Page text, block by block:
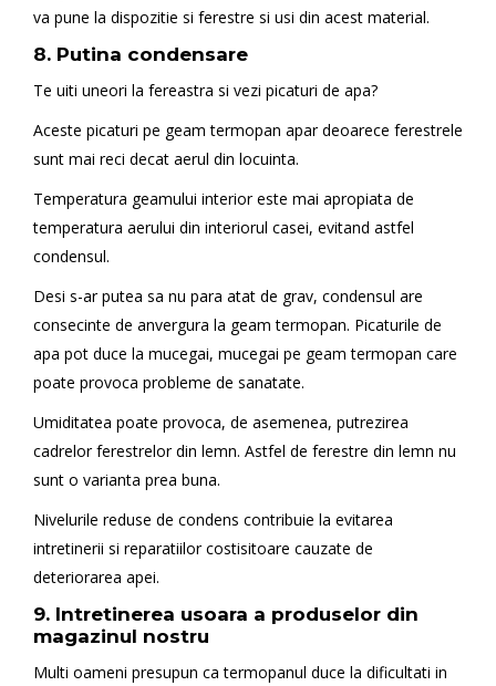
va pune la dispozitie si ferestre si usi din acest material.
8. Putina condensare
Te uiti uneori la fereastra si vezi picaturi de apa?
Aceste picaturi pe geam termopan apar deoarece ferestrele
sunt mai reci decat aerul din locuinta.
Temperatura geamului interior este mai apropiata de
temperatura aerului din interiorul casei, evitand astfel
condensul.
Desi s-ar putea sa nu para atat de grav, condensul are
consecinte de anvergura la geam termopan. Picaturile de
apa pot duce la mucegai, mucegai pe geam termopan care
poate provoca probleme de sanatate.
Umiditatea poate provoca, de asemenea, putrezirea
cadrelor ferestrelor din lemn. Astfel de ferestre din lemn nu
sunt o varianta prea buna.
Nivelurile reduse de condens contribuie la evitarea
intretinerii si reparatiilor costisitoare cauzate de
deteriorarea apei.
9. Intretinerea usoara a produselor din
magazinul nostru
Multi oameni presupun ca termopanul duce la dificultati in